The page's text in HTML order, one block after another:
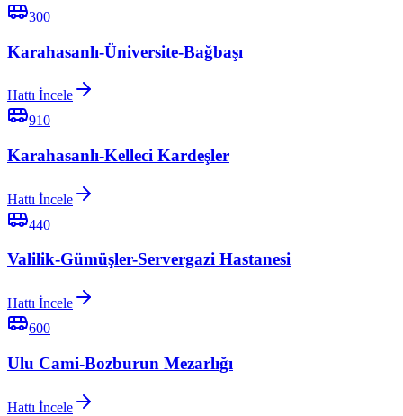
300
Karahasanlı-Üniversite-Bağbaşı
Hattı İncele
910
Karahasanlı-Kelleci Kardeşler
Hattı İncele
440
Valilik-Gümüşler-Servergazi Hastanesi
Hattı İncele
600
Ulu Cami-Bozburun Mezarlığı
Hattı İncele